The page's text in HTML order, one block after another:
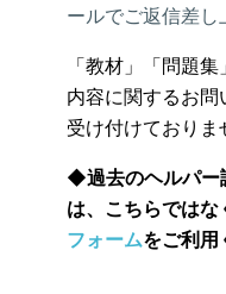
ールでご返信差し
「教材」「問題
内容に関するお
受け付けておりま
◆過去のヘルパ
は、こちらではな
フォームをご利用